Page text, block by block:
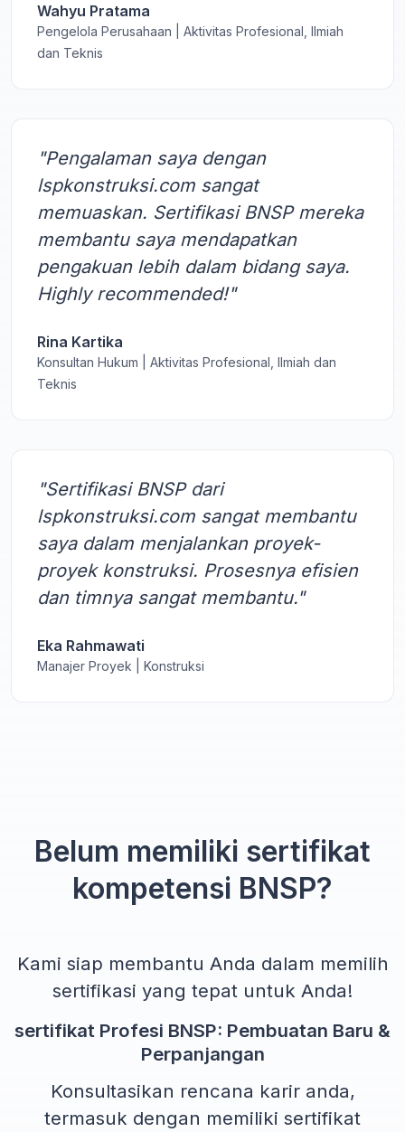
Wahyu Pratama
Pengelola Perusahaan | Aktivitas Profesional, Ilmiah
dan Teknis
"Pengalaman saya dengan
lspkonstruksi.com sangat
memuaskan. Sertifikasi BNSP mereka
membantu saya mendapatkan
pengakuan lebih dalam bidang saya.
Highly recommended!"
Rina Kartika
Konsultan Hukum | Aktivitas Profesional, Ilmiah dan
Teknis
"Sertifikasi BNSP dari
lspkonstruksi.com sangat membantu
saya dalam menjalankan proyek-
proyek konstruksi. Prosesnya efisien
dan timnya sangat membantu."
Eka Rahmawati
Manajer Proyek | Konstruksi
Belum memiliki sertifikat
kompetensi BNSP?
Kami siap membantu Anda dalam memilih
sertifikasi yang tepat untuk Anda!
sertifikat Profesi BNSP: Pembuatan Baru &
Perpanjangan
Konsultasikan rencana karir anda,
termasuk dengan memiliki sertifikat